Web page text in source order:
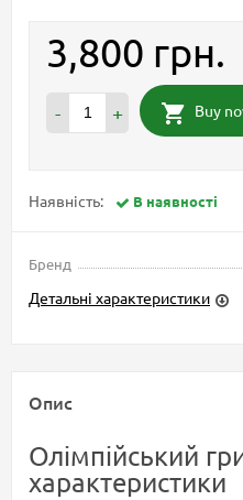
3,800 грн.
- + Buy
Наявність: В наявності
Бренд
Детальні характеристики
Опис
Олімпійський
характеристики